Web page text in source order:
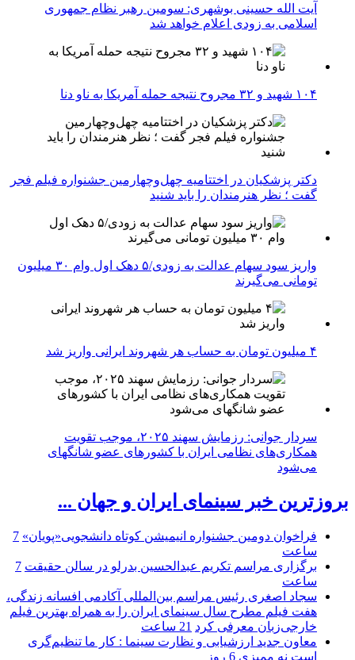
آیت الله حسینی بوشهری: سومین رهبر نظام جمهوری
اسلامی به زودی اعلام خواهد شد
۱۰۴ شهید و ۳۲ مجروح نتیجه حمله آمریکا به ناو دنا
دکتر پزشکیان در اختتامیه چهل‌وچهارمین جشنواره فیلم فجر
گفت ؛ نظر هنرمندان را باید شنید
واریز سود سهام عدالت به زودی/۵ دهک اول وام ۳۰ میلیون
تومانی می‌گیرند
۴ میلیون تومان به حساب هر شهروند ایرانی واریز شد
سردار جوانی: رزمایش سهند ۲۰۲۵، موجب تقویت
همکاری‌های نظامی ایران با کشور‌های عضو شانگهای
می‌شود
بروزترین خبر سینمای ایران و جهان ...
فراخوان دومین جشنواره انیمیشن کوتاه دانشجویی«پویان» 7
ساعت
برگزاری مراسم تکریم عبدالحسین بدرلو در سالن حقیقت 7
ساعت
سجاد اصغری رئیس مراسم بین‌المللی آکادمی افسانه زندگی،
هفت فیلم مطرح سال سینمای ایران را به همراه بهترین فیلم
خارجی‌زبان معرفی کرد 21 ساعت
معاون جدید ارزشیابی و نظارت سینما : کار ما تنظیم‌گری
است نه ممیزی 6 روز